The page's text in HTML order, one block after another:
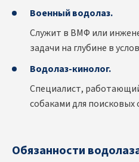
Военный водолаз.
Служит в ВМФ или
задачи на глубине в
Водолаз-кинолог.
Специалист,
собаками для поисковых
Обязанности